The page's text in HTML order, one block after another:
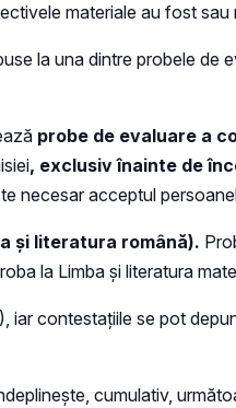
materiale au fost
la una dintre probele de
probe de evaluare a
, exclusiv înainte de
necesar acceptul
şi literatura română).
la Limba și literatura
contestațiile se pot
cumulativ,